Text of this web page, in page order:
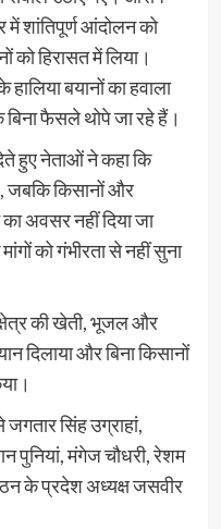
में शांतिपूर्ण आंदोलन को
को हिरासत में लिया।
बयानों का हवाला
बिना फैसले थोपे जा रहे हैं।
हुए नेताओं ने कहा कि
जबकि किसानों और
अवसर नहीं दिया जा
को गंभीरता से नहीं सुना
की खेती, भूजल और
दिलाया और बिना किसानों
सिंह उग्राहां,
पुनियां, मंगेज चौधरी, रेशम
के प्रदेश अध्यक्ष जसवीर